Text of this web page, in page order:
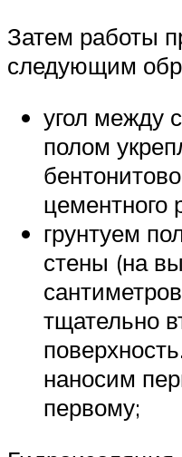
Затем работы
следующим
угол между
полом
цементного
грунтуем
стены (на
тщательно
наносим
первому;